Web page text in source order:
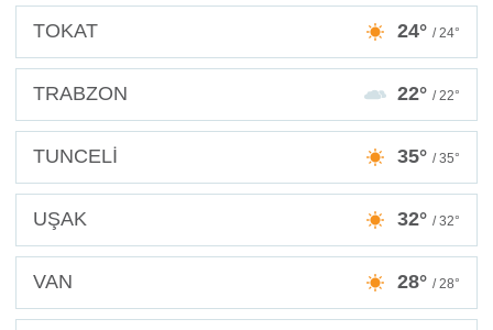
TOKAT 24° / 24°
TRABZON 22° / 22°
TUNCELİ 35° / 35°
UŞAK 32° / 32°
VAN 28° / 28°